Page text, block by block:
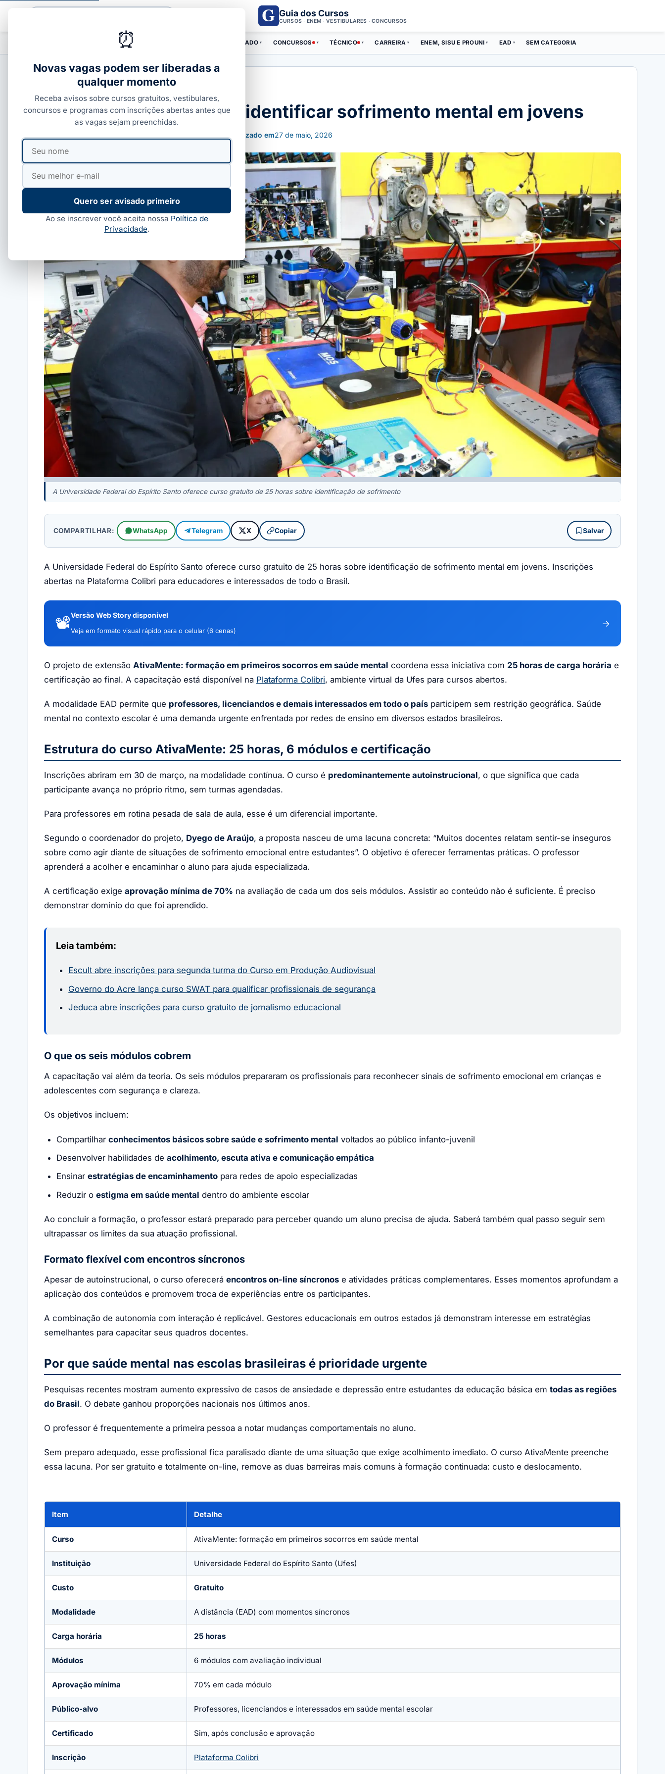
Guia dos Cursos
CURSOS · ENEM · VESTIBULARES · CONCURSOS
PROFISSIONALIZANTES CURSOS COM CERTIFICADO ▾ CONCURSOS ▾ TÉCNICO ▾ CARREIRA ▾ ENEM, SISU E PROUNI ▾ EAD ▾ SEM CATEGORIA
PROFISSIONALIZANTES E ÁREAS
Curso gratuito ensina a identificar sofrimento mental em jovens
PorPaloma Guedes·01 de abr, 2026·4 min de leitura· Atualizado em27 de maio, 2026
A Universidade Federal do Espírito Santo oferece curso gratuito de 25 horas sobre identificação de sofrimento
COMPARTILHAR: WhatsApp Telegram X Copiar Salvar
A Universidade Federal do Espírito Santo oferece curso gratuito de 25 horas sobre identificação de sofrimento mental em jovens. Inscrições
abertas na Plataforma Colibri para educadores e interessados de todo o Brasil.
📽️Versão Web Story disponível
Veja em formato visual rápido para o celular (6 cenas)
→
O projeto de extensão AtivaMente: formação em primeiros socorros em saúde mental coordena essa iniciativa com 25 horas de carga horária e
certificação ao final. A capacitação está disponível na Plataforma Colibri, ambiente virtual da Ufes para cursos abertos.
A modalidade EAD permite que professores, licenciandos e demais interessados em todo o país participem sem restrição geográfica. Saúde
mental no contexto escolar é uma demanda urgente enfrentada por redes de ensino em diversos estados brasileiros.
Estrutura do curso AtivaMente: 25 horas, 6 módulos e certificação
Inscrições abriram em 30 de março, na modalidade contínua. O curso é predominantemente autoinstrucional, o que significa que cada
participante avança no próprio ritmo, sem turmas agendadas.
Para professores em rotina pesada de sala de aula, esse é um diferencial importante.
Segundo o coordenador do projeto, Dyego de Araújo, a proposta nasceu de uma lacuna concreta: “Muitos docentes relatam sentir-se inseguros
sobre como agir diante de situações de sofrimento emocional entre estudantes”. O objetivo é oferecer ferramentas práticas. O professor
aprenderá a acolher e encaminhar o aluno para ajuda especializada.
A certificação exige aprovação mínima de 70% na avaliação de cada um dos seis módulos. Assistir ao conteúdo não é suficiente. É preciso
demonstrar domínio do que foi aprendido.
Leia também:
Escult abre inscrições para segunda turma do Curso em Produção Audiovisual
Governo do Acre lança curso SWAT para qualificar profissionais de segurança
Jeduca abre inscrições para curso gratuito de jornalismo educacional
O que os seis módulos cobrem
A capacitação vai além da teoria. Os seis módulos prepararam os profissionais para reconhecer sinais de sofrimento emocional em crianças e
adolescentes com segurança e clareza.
Os objetivos incluem:
Compartilharconhecimentos básicos sobre saúde e sofrimento mental voltados ao público infanto-juvenil
Desenvolver habilidades deacolhimento, escuta ativa e comunicação empática
Ensinarestratégias de encaminhamento para redes de apoio especializadas
Reduzir oestigma em saúde mental dentro do ambiente escolar
Ao concluir a formação, o professor estará preparado para perceber quando um aluno precisa de ajuda. Saberá também qual passo seguir sem
ultrapassar os limites da sua atuação profissional.
Formato flexível com encontros síncronos
Apesar de autoinstrucional, o curso oferecerá encontros on-line síncronos e atividades práticas complementares. Esses momentos aprofundam a
aplicação dos conteúdos e promovem troca de experiências entre os participantes.
A combinação de autonomia com interação é replicável. Gestores educacionais em outros estados já demonstram interesse em estratégias
semelhantes para capacitar seus quadros docentes.
Por que saúde mental nas escolas brasileiras é prioridade urgente
Pesquisas recentes mostram aumento expressivo de casos de ansiedade e depressão entre estudantes da educação básica em todas as regiões
do Brasil. O debate ganhou proporções nacionais nos últimos anos.
O professor é frequentemente a primeira pessoa a notar mudanças comportamentais no aluno.
Sem preparo adequado, esse profissional fica paralisado diante de uma situação que exige acolhimento imediato. O curso AtivaMente preenche
essa lacuna. Por ser gratuito e totalmente on-line, remove as duas barreiras mais comuns à formação continuada: custo e deslocamento.
Item Detalhe
Curso AtivaMente: formação em primeiros socorros em saúde mental
Instituição Universidade Federal do Espírito Santo (Ufes)
Custo Gratuito
Modalidade A distância (EAD) com momentos síncronos
Carga horária 25 horas
Módulos 6 módulos com avaliação individual
Aprovação mínima 70% em cada módulo
Público-alvo Professores, licenciandos e interessados em saúde mental escolar
Certificado Sim, após conclusão e aprovação
Inscrição Plataforma Colibri
⏰
Novas vagas podem ser liberadas a
qualquer momento
Receba avisos sobre cursos gratuitos, vestibulares,
concursos e programas com inscrições abertas antes que
as vagas sejam preenchidas.
Seu
nome
Seu
mail
Quero ser avisado primeiro
Ao se inscrever você aceita nossa Política de
Privacidade.